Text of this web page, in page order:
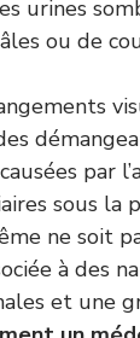
urines
ou de
par
sous la
ne soit
à des
et une